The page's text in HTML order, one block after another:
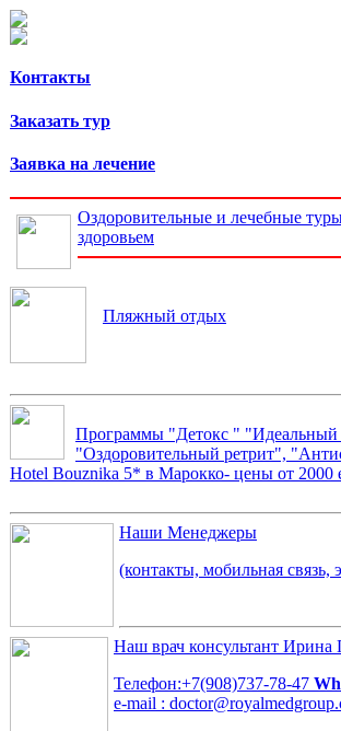
Контакты
Заказать тур
Заявка на лечение
Оздоровительные и лечебные
здоровьем
Пляжный отдых
Программы "Детокс " "Идеальный
"Оздоровительный ретрит",
Hotel Bouznika 5* в Марокко- цены от 2000
Наши Менеджеры
(контакты, мобильная связь,
Наш врач консультант Ирина
Телефон:+7(908)737-78-47
e-mail :